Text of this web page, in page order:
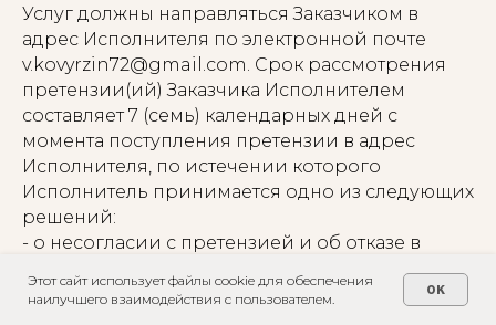
Этот сайт использует файлы cookie для обеспечения
наилучшего взаимодействия с пользователем.
OK
Услуг должны направляться Заказчиком в
адрес Исполнителя по электронной почте
v.kovyrzin72@gmail.com. Срок рассмотрения
претензии(ий) Заказчика Исполнителем
составляет 7 (семь) календарных дней с
момента поступления претензии в адрес
Исполнителя, по истечении которого
Исполнитель принимается одно из следующих
решений:
- о несогласии с претензией и об отказе в
удовлетворении заявленных требований;
- о согласии с претензией и об